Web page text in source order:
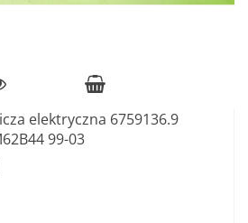
elektryczna 6759136.9
99-03